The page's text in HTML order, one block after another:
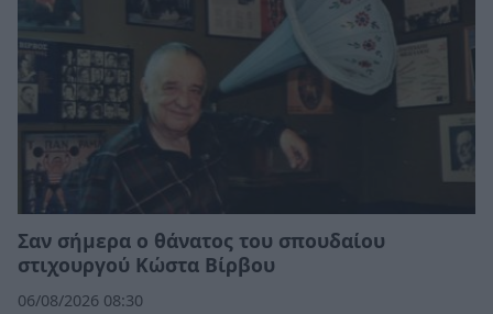
Σαν σήμερα ο θάνατος του σπουδαίου
στιχουργού Κώστα Βίρβου
06/08/2026 08:30